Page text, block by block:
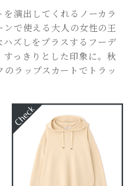
演出してくれるノーカラ
で使える大人の女性の王
ズしをプラスするフーデ
っきりとした印象に。秋
ラップスカートでトラッ